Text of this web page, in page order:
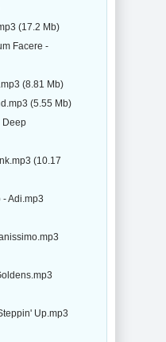
(17.2 Mb)
Facere -
(8.81 Mb)
(5.55 Mb)
Deep
(10.17
Adi.mp3
Up.mp3